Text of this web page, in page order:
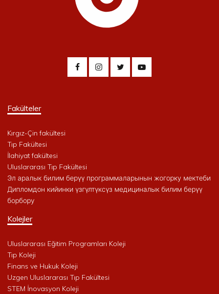
Fakülteler
Kırgız-Çin fakültesi
Tıp Fakültesi
İlahiyat fakültesi
Uluslararası Tıp Fakültesi
Эл аралык билим берүү программаларынын жогорку мектеби
Дипломдон кийинки үзгүлтүксүз медициналык билим берүү
борбору
Kolejler
Uluslararası Eğitim Programları Koleji
Tıp Koleji
Finans ve Hukuk Koleji
Uzgen Uluslararası Tıp Fakültesi
STEM İnovasyon Koleji